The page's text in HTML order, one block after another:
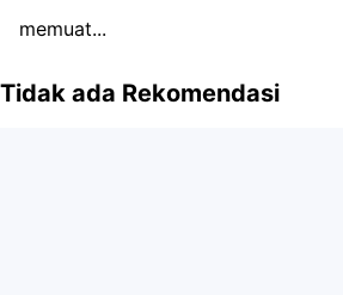
memuat...
Tidak ada Rekomendasi